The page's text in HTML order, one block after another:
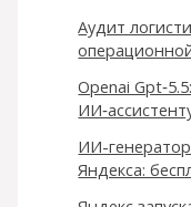
Аудит
Openai
ИИ-
Яндекса: